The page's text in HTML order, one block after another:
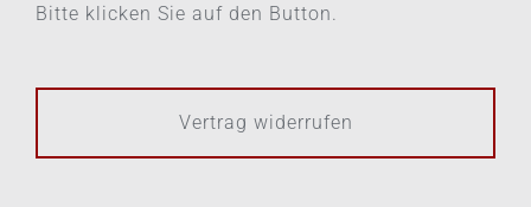
Bitte klicken Sie auf den Button.
Vertrag widerrufen